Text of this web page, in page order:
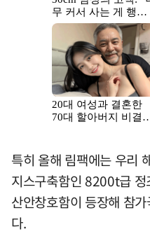
특히 올해 림팩에는 우리
지스구축함인 8200t급
산안창호함이 등장해 참
다.